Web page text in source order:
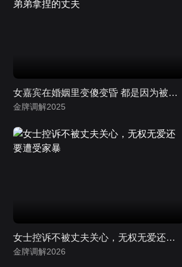
女嘉宾在婚姻里变傻变昏 都是因为被弟弟拿捏的丈夫
金牌调解2025
女士控诉不被丈夫关心，无权无爱还要遭受家暴
金牌调解2026